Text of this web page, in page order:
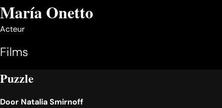
María Onetto
Acteur
Films
Puzzle
Door Natalia Smirnoff